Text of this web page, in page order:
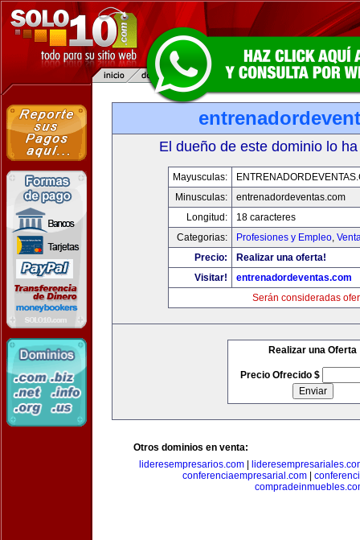
El dueño de este dominio lo
Mayusculas:
Minusculas:
entrenadordeventas.com
Longitud:
18 caracteres
Categorias:
Profesiones y Empleo,
Precio:
Realizar una oferta!
Visitar!
entrenadordeventas.com
Serán consideradas
Realizar una Oferta
Precio Ofrecido $
Otros dominios en venta:
lideresempresarios.com
conferenciaempresarial.com